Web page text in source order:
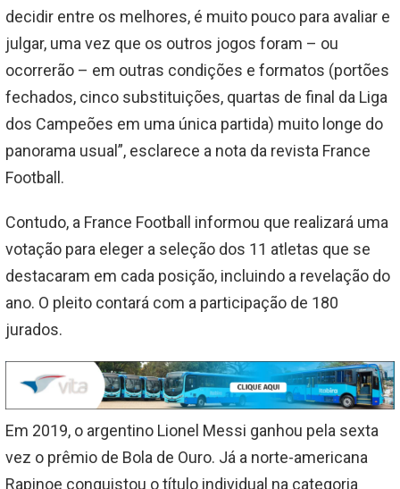
decidir entre os melhores, é muito pouco para avaliar e
julgar, uma vez que os outros jogos foram – ou
ocorrerão – em outras condições e formatos (portões
fechados, cinco substituições, quartas de final da Liga
dos Campeões em uma única partida) muito longe do
panorama usual”, esclarece a nota da revista France
Football.
Contudo, a France Football informou que realizará uma
votação para eleger a seleção dos 11 atletas que se
destacaram em cada posição, incluindo a revelação do
ano. O pleito contará com a participação de 180
jurados.
Em 2019, o argentino Lionel Messi ganhou pela sexta
vez o prêmio de Bola de Ouro. Já a norte-americana
Rapinoe conquistou o título individual na categoria